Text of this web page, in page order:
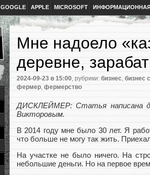
GOOGLE APPLE MICROSOFT
Мне надоело
деревне,
2024-09-23 в 15:00, рубрики: бизнес, бизнес
фермер, фермерство
ДИСКЛЕЙМЕР: Статья написана
Викторовым.
В 2014 году мне было 30 лет. Я
что больше не могу так жить.
На участке не было ничего. На
небольшие деньги. Но на первое